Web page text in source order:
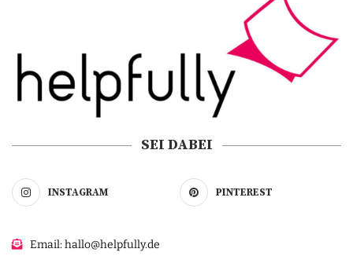
SEI DABEI
INSTAGRAM PINTEREST
Email: hallo@helpfully.de